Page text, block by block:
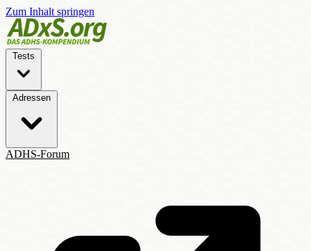
Zum Inhalt springen
Tests
Adressen
ADHS-Forum